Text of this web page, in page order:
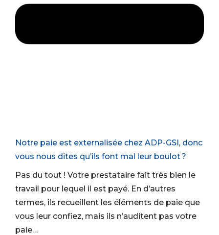
Notre paie est externalisée chez ADP-GSI, donc
vous nous dites qu’ils font mal leur boulot ?
Pas du tout ! Votre prestataire fait très bien le
travail pour lequel il est payé. En d’autres
termes, ils recueillent les éléments de paie que
vous leur confiez, mais ils n’auditent pas votre
paie…